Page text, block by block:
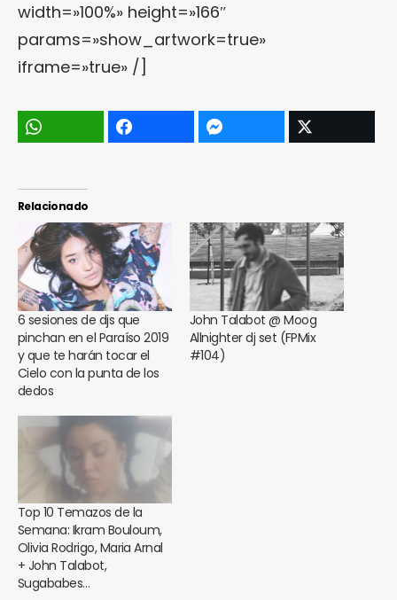
width=»100%» height=»166″
params=»show_artwork=true»
iframe=»true» /]
Relacionado
6 sesiones de djs que
pinchan en el Paraíso 2019
y que te harán tocar el
Cielo con la punta de los
dedos
John Talabot @ Moog
Allnighter dj set (FPMix
#104)
Top 10 Temazos de la
Semana: Ikram Bouloum,
Olivia Rodrigo, Maria Arnal
+ John Talabot,
Sugababes…